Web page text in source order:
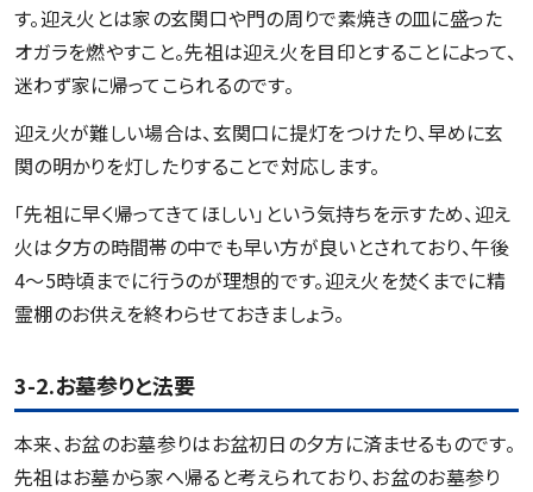
す。迎え火とは家の玄関口や門の周りで素焼きの皿に盛った
オガラを燃やすこと。先祖は迎え火を目印とすることによって、
迷わず家に帰ってこられるのです。
迎え火が難しい場合は、玄関口に提灯をつけたり、早めに玄
関の明かりを灯したりすることで対応します。
「先祖に早く帰ってきてほしい」という気持ちを示すため、迎え
火は夕方の時間帯の中でも早い方が良いとされており、午後
4～5時頃までに行うのが理想的です。迎え火を焚くまでに精
霊棚のお供えを終わらせておきましょう。
3-2.お墓参りと法要
本来、お盆のお墓参りはお盆初日の夕方に済ませるものです。
先祖はお墓から家へ帰ると考えられており、お盆のお墓参り